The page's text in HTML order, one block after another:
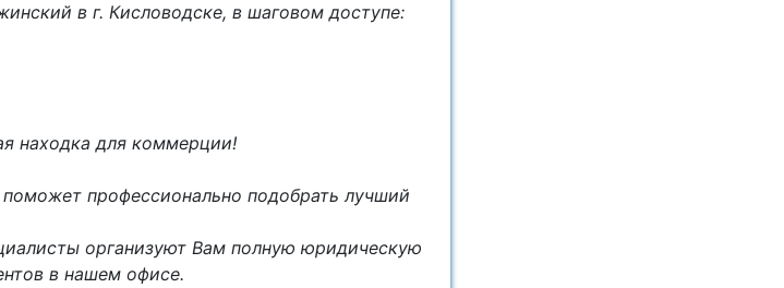
в г. Кисловодске, в шаговом доступе:
находка для коммерции!
профессионально подобрать лучший
организуют Вам полную юридическую
в нашем офисе.